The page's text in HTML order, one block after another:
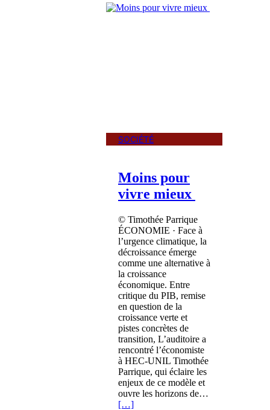
SOCIÉTÉ
Moins pour
vivre mieux
© Timothée Parrique
ÉCONOMIE · Face à
l’urgence climatique, la
décroissance émerge
comme une alternative à
la croissance
économique. Entre
critique du PIB, remise
en question de la
croissance verte et
pistes concrètes de
transition, L’auditoire a
rencontré l’économiste
à HEC-UNIL Timothée
Parrique, qui éclaire les
enjeux de ce modèle et
ouvre les horizons de…
[…]